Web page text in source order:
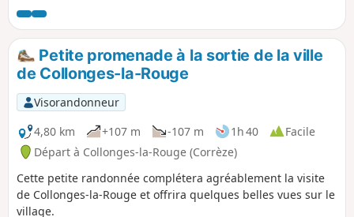
Petite promenade à la sortie de la ville
de Collonges-la-Rouge
Visorandonneur
4,80 km
+107 m -107 m 1h 40
Facile
Départ à Collonges-la-Rouge (Corrèze)
Cette petite randonnée complétera agréablement la visite
de Collonges-la-Rouge et offrira quelques belles vues sur le
village.